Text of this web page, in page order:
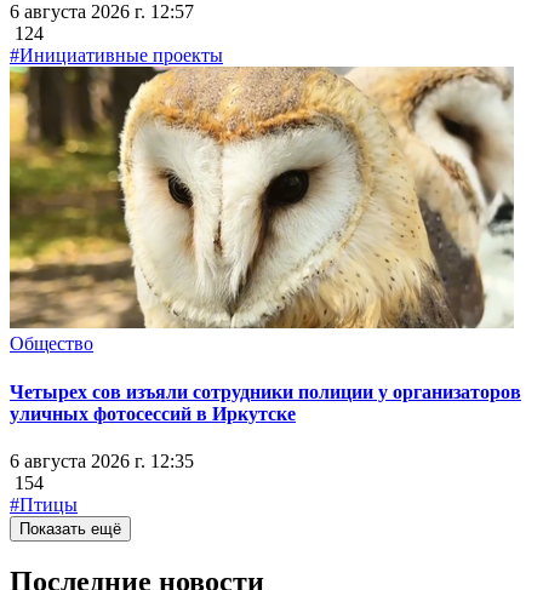
6 августа 2026 г. 12:57
124
#Инициативные проекты
Общество
Четырех сов изъяли сотрудники полиции у организаторов
уличных фотосессий в Иркутске
6 августа 2026 г. 12:35
154
#Птицы
Показать ещё
Последние новости